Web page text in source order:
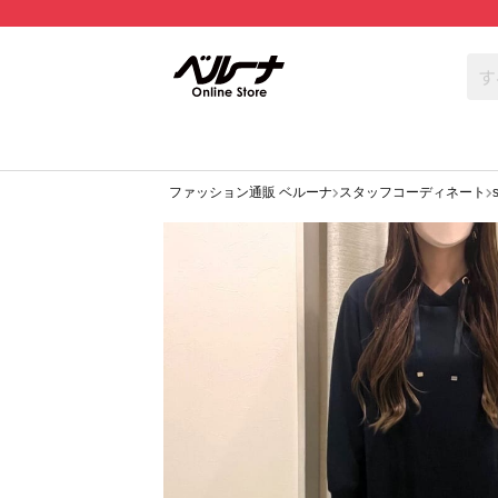
ファッション通販 ベルーナ スタッフコーディネート